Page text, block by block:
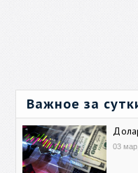
Важное за
03